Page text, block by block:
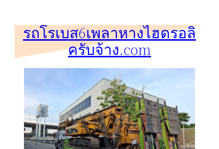
รถโรเบส6เพลาหางไฮดรอลิ
ครับจ้าง.com